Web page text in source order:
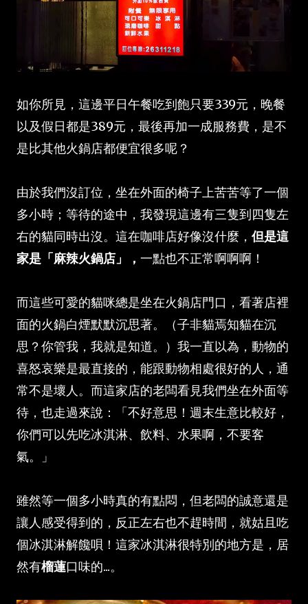
如你所見，這邊平日午餐吃到飽只要339元，晚餐
以及假日都是389元，最後再加一成服務費，是不
是比其他火鍋店都便宜很多呢？
由於我們沒訂位，坐在外面的椅子上苦苦等了一個
多小時；等待的途中，我發現這邊有三隻到四隻左
右的貓同時出沒。這在咖啡店好像沒什麼， 但是這
家是「麻辣火鍋店」， 一點也不正常啊啊啊！
而這些可愛的貓咪總是坐在火鍋店門口，看著店裡
面的火鍋白煙默默沉思著。（子非貓焉知貓在沉
思？你管我，我就是知道。）我一直以為，動物的
喜怒哀樂是最直接的，能跟動物相處很好的人，通
常不是壞人。而這家店的老闆看見我們坐在外面等
待，也走過來說：「不好意思！週末生意比較好，
你們可以先吃冰淇淋、飲料、水果啊，不要客
氣。」
雖然等一個多小時真的有點悶，但老闆的誠意還是
讓人感受得到的，反正左右也不趕時間，就姑且吃
個冰淇淋解饞唄！這家冰淇淋很特別的地方是，居
然有榴蓮口味的...。